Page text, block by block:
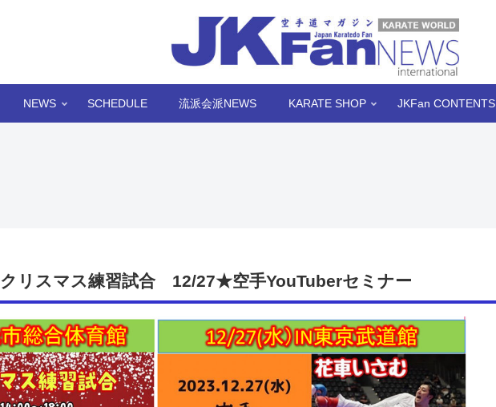
NEWS SCHEDULE 流派会派NEWS KARATE SHOP JKFan CONTENTS
クリスマス練習試合 12/27★空手YouTuberセミナー